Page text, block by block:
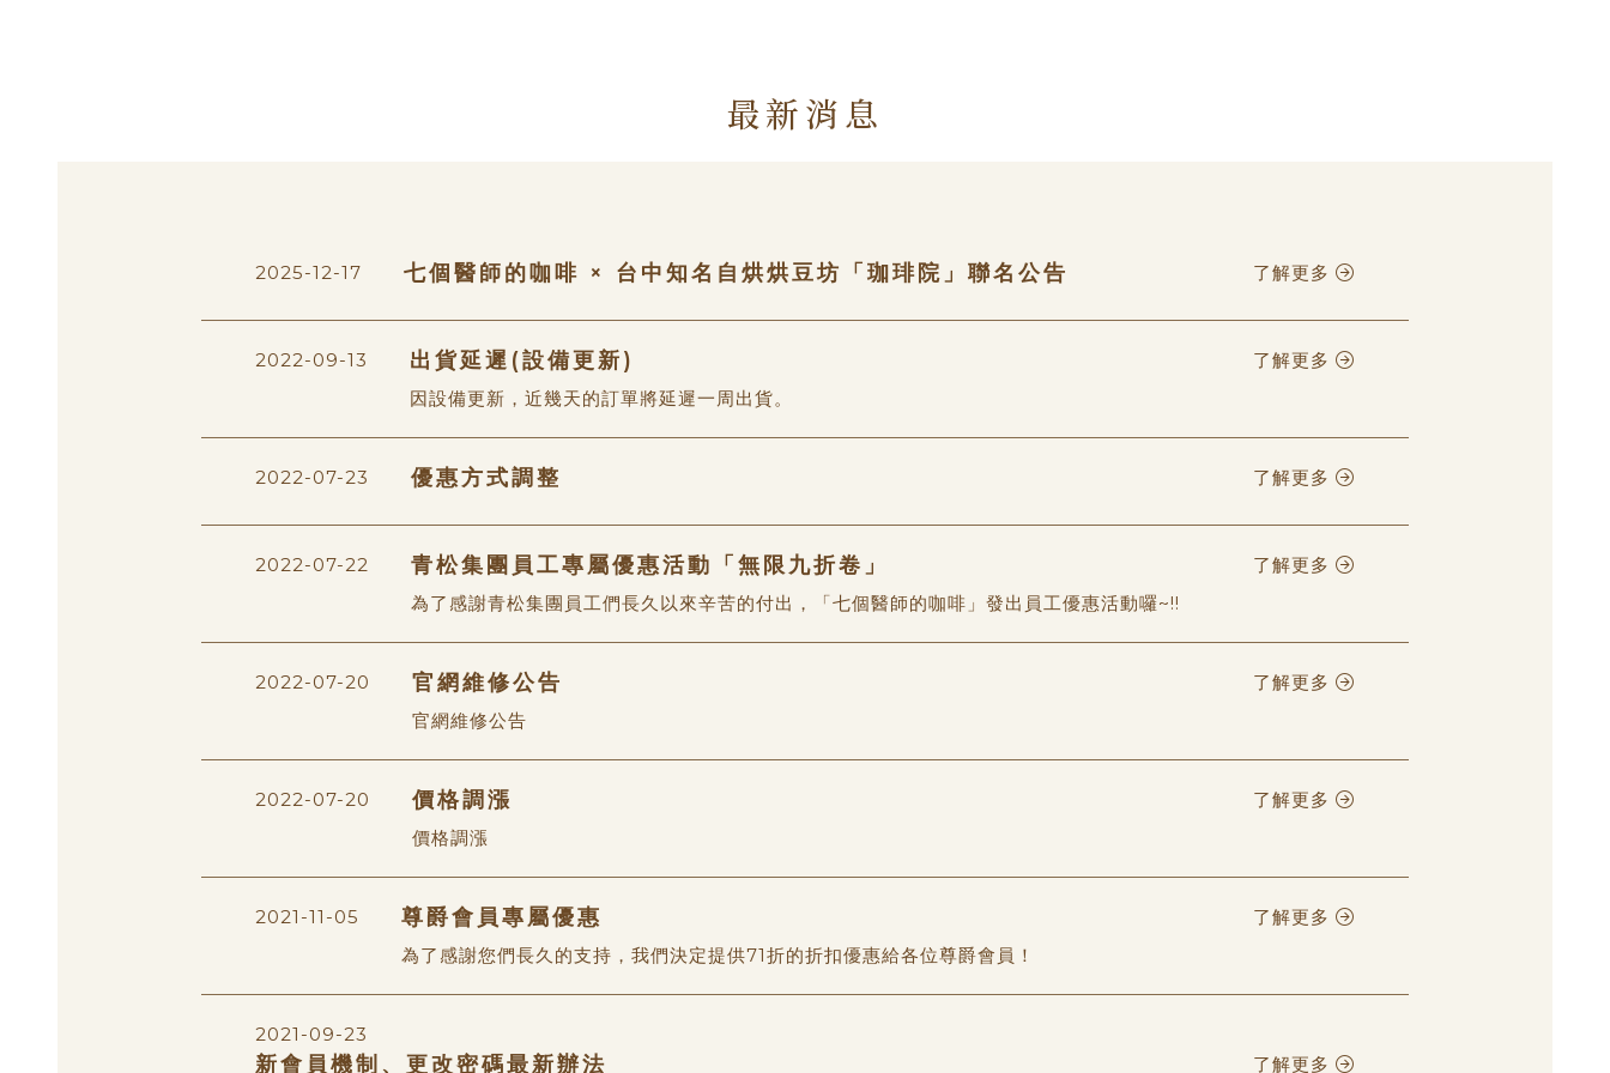
最新消息
2025-12-17 七個醫師的咖啡 × 台中知名自烘烘豆坊「珈琲院」聯名公告 了解更多
2022-09-13 出貨延遲(設備更新)
因設備更新，近幾天的訂單將延遲一周出貨。
了解更多
2022-07-23 優惠方式調整 了解更多
2022-07-22 青松集團員工專屬優惠活動「無限九折卷」
為了感謝青松集團員工們長久以來辛苦的付出，「七個醫師的咖啡」發出員工優惠活動囉~!!
了解更多
2022-07-20 官網維修公告
官網維修公告
了解更多
2022-07-20 價格調漲
價格調漲
了解更多
2021-11-05 尊爵會員專屬優惠
為了感謝您們長久的支持，我們決定提供71折的折扣優惠給各位尊爵會員！
了解更多
2021-09-23
新會員機制、更改密碼最新辦法 了解更多